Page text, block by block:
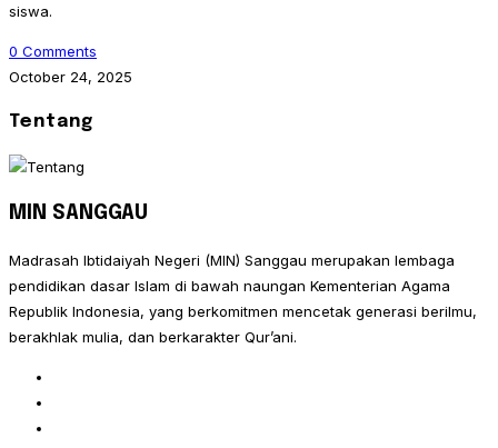
siswa.
0 Comments
October 24, 2025
Tentang
MIN SANGGAU
Madrasah Ibtidaiyah Negeri (MIN) Sanggau merupakan lembaga
pendidikan dasar Islam di bawah naungan Kementerian Agama
Republik Indonesia, yang berkomitmen mencetak generasi berilmu,
berakhlak mulia, dan berkarakter Qur’ani.